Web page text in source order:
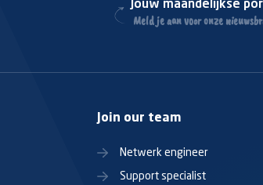
Jouw maandelijkse
Meld je aan voor onze
Join our team
Netwerk engineer
Support specialist